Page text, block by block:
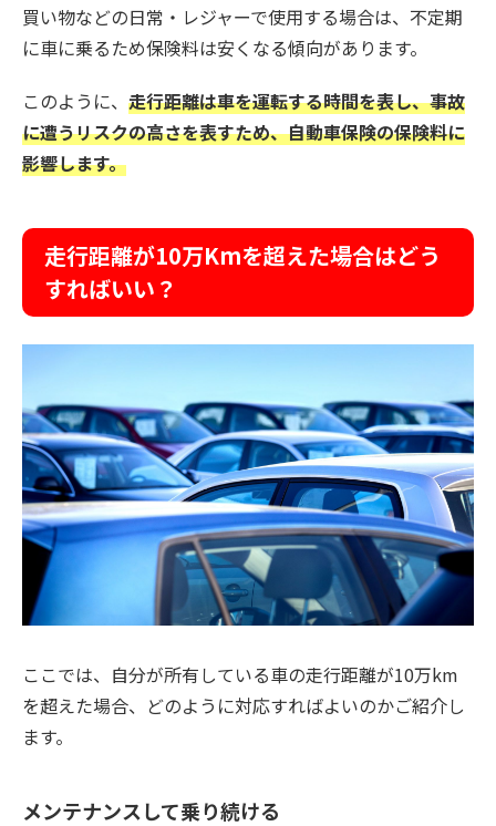
買い物などの日常・レジャーで使用する場合は、不定期
に車に乗るため保険料は安くなる傾向があります。
このように、 走行距離は車を運転する時間を表し、事故
に遭うリスクの高さを表すため、自動車保険の保険料に
影響します。
走行距離が10万Kmを超えた場合はどう
すればいい？
ここでは、自分が所有している車の走行距離が10万km
を超えた場合、どのように対応すればよいのかご紹介し
ます。
メンテナンスして乗り続ける